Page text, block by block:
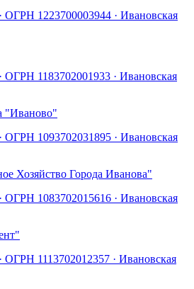
· ОГРН 1223700003944 · Ивановская
· ОГРН 1183702001933 · Ивановская
"Иваново"
· ОГРН 1093702031895 · Ивановская
Хозяйство Города Иванова"
· ОГРН 1083702015616 · Ивановская
· ОГРН 1113702012357 · Ивановская